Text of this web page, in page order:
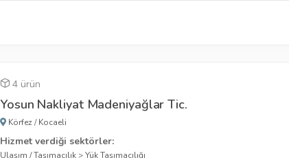
4 ürün
Yosun Nakliyat Madeniyağlar Tic.
Körfez/Kocaeli
Hizmet verdiği sektörler:
Ulaşım / Taşımacılık>Yük Taşımacılığı